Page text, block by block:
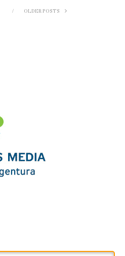
OLDER POSTS